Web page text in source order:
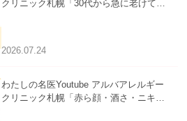
クリニック札幌「30代から急に老けて見
べき3つ」」を公開いたしました。
2026.07.24
わたしの名医Youtube アルバアレルギー
クリニック札幌「赤ら顔・酒さ・ニキビ